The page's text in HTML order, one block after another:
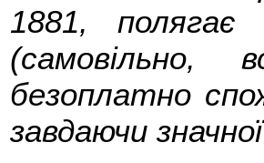
1881,
(самовільно,
безоплатно
завдаючи